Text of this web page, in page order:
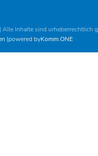
Inhalte sind urheberrechtlich
powered byKomm.ONE